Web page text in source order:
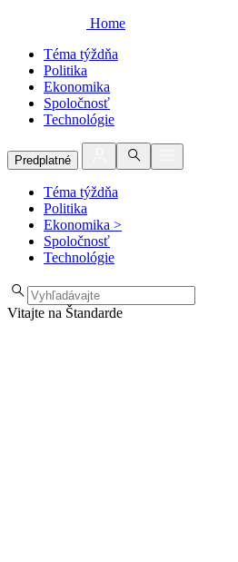
Home
Téma týždňa
Politika
Ekonomika
Spoločnosť
Technológie
Predplatné
Téma týždňa
Politika
Ekonomika >
Spoločnosť
Technológie
Vitajte na Štandarde